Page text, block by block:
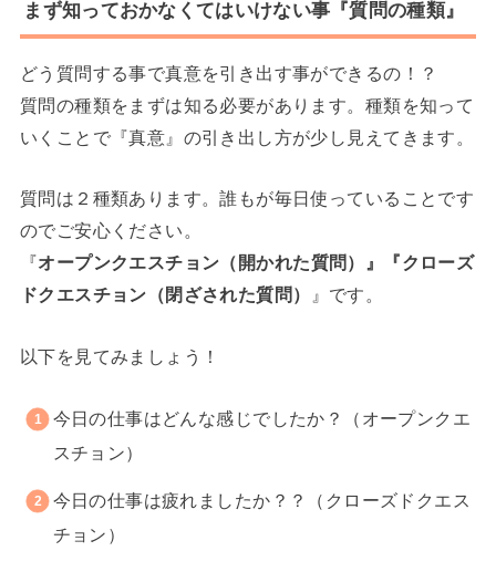
まず知っておかなくてはいけない事『質問の種類』
どう質問する事で真意を引き出す事ができるの！？
質問の種類をまずは知る必要があります。種類を知って
いくことで『真意』の引き出し方が少し見えてきます。
質問は２種類あります。誰もが毎日使っていることです
のでご安心ください。
『オープンクエスチョン（開かれた質問）』『クローズ
ドクエスチョン（閉ざされた質問）
』です。
以下を見てみましょう！
今日の仕事はどんな感じでしたか？（オープンクエ
スチョン）
今日の仕事は疲れましたか？？（クローズドクエス
チョン）